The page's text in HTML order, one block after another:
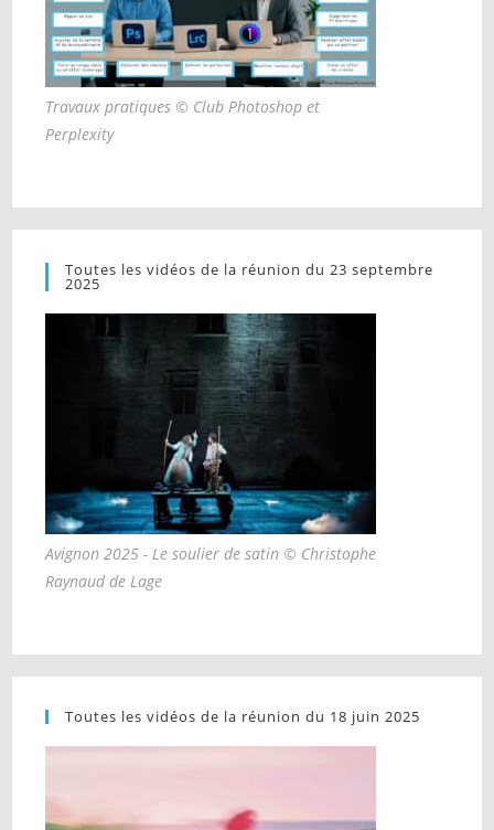
Travaux pratiques © Club Photoshop et
Perplexity
Toutes les vidéos de la réunion du 23 septembre
2025
Avignon 2025 - Le soulier de satin © Christophe
Raynaud de Lage
Toutes les vidéos de la réunion du 18 juin 2025